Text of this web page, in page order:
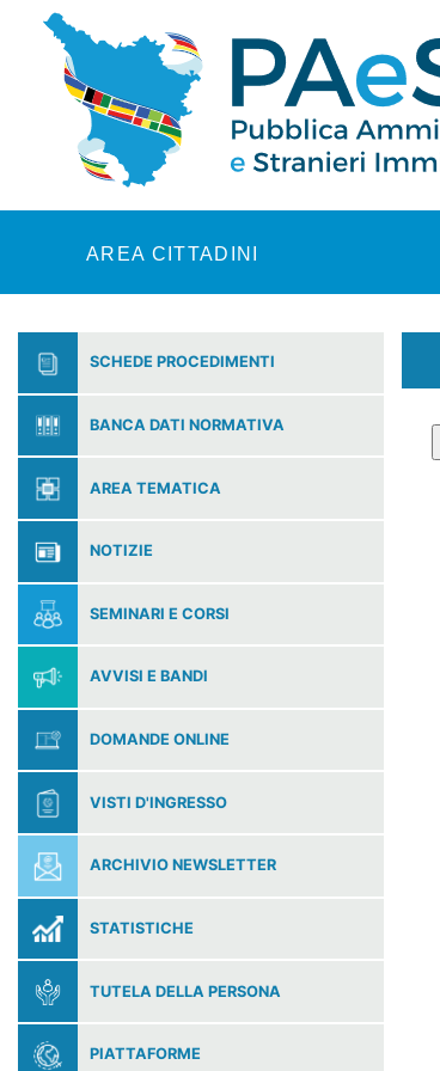
Skip to main content
AREA CITTADINI
SCHEDE PROCEDIMENTI
BANCA DATI NORMATIVA
AREA TEMATICA
NOTIZIE
SEMINARI E CORSI
AVVISI E BANDI
DOMANDE ONLINE
VISTI D'INGRESSO
ARCHIVIO NEWSLETTER
STATISTICHE
TUTELA DELLA PERSONA
PIATTAFORME